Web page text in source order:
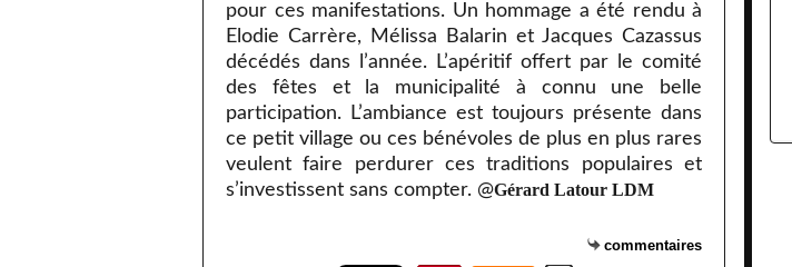
pour ces manifestations. Un hommage a été rendu à
Elodie Carrère, Mélissa Balarin et Jacques Cazassus
décédés dans l’année. L’apéritif offert par le comité
des fêtes et la municipalité à connu une belle
participation. L’ambiance est toujours présente dans
ce petit village ou ces bénévoles de plus en plus rares
veulent faire perdurer ces traditions populaires et
s’investissent sans compter. @Gérard Latour LDM
commentaires